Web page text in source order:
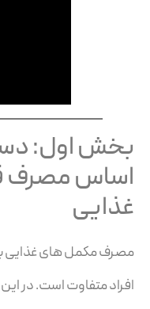
بخش اول:
اساس مصرف
غذایی
مصرف مکمل های غذایی
افراد متفاوت است. در